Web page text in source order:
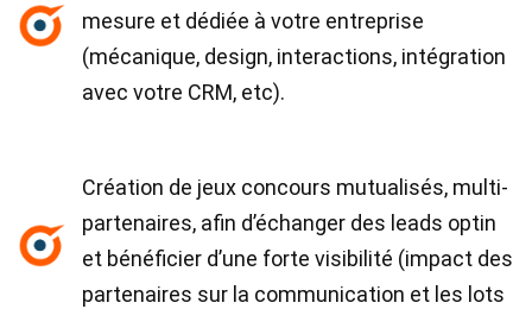
mesure et dédiée à votre entreprise
(mécanique, design, interactions, intégration
avec votre CRM, etc).
Création de jeux concours mutualisés, multi-
partenaires, afin d’échanger des leads optin
et bénéficier d’une forte visibilité (impact des
partenaires sur la communication et les lots